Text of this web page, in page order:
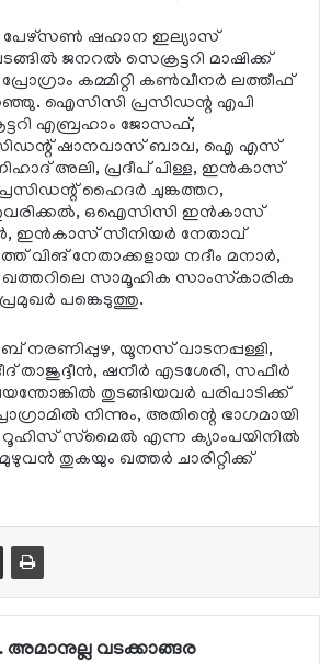
ഷഹാന ഇല്യാസ്
ജനറല്‍ സെക്രട്ടറി മാഷിക്ക്
കമ്മിറ്റി കണ്‍വീനര്‍ ലത്തീഫ്
ഐസിസി പ്രസിഡന്റ എപി
എബ്രഹാം ജോസഫ്,
ഷാനവാസ് ബാവ, ഐ എസ്
അലി, പ്രദീപ് പിള്ള, ഇന്‍കാസ്
പ്രസിഡന്റ് ഹൈദര്‍ ചുങ്കത്തറ,
തുവരിക്കല്‍, ഒഐസിസി ഇന്‍കാസ്
ഇന്‍കാസ് സീനിയര്‍ നേതാവ്
വിങ് നേതാക്കളായ നദീം മനാര്‍,
ഖത്തറിലെ സാമൂഹിക സാംസ്‌കാരിക
പങ്കെടുത്തു.
നരണിപ്പുഴ, യൂനസ് വാടനപ്പള്ളി,
താജുദ്ദീന്‍, ഷനീര്‍ എടശേരി, സഫീര്‍
തുടങ്ങിയവര്‍ പരിപാടിക്ക്
നിന്നും, അതിന്റെ ഭാഗമായി
റൂഹിസ് സ്‌മൈല്‍ എന്ന ക്യാംപയിനില്‍
തുകയും ഖത്തര്‍ ചാരിറ്റിക്ക്
വടക്കാങ്ങര